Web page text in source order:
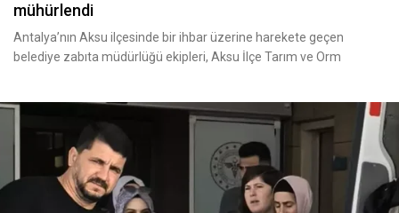
mühürlendi
Antalya’nın Aksu ilçesinde bir ihbar üzerine harekete geçen
belediye zabıta müdürlüğü ekipleri, Aksu İlçe Tarım ve Orm